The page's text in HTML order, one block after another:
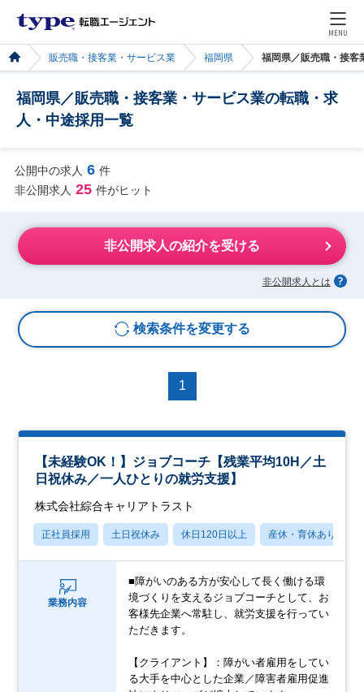
MENU
販売職・接客業・サービス業 福岡県 福岡県／販売職・接客
福岡県／販売職・接客業・サービス業の転職・求
人・中途採用一覧
公開中の求人 6 件
非公開求人 25 件がヒット
非公開求人の紹介を受ける
非公開求人とは
検索条件を変更する
1
【未経験OK！】ジョブコーチ【残業平均10H／土
日祝休み／一人ひとりの就労支援】
株式会社綜合キャリアトラスト
正社員採用 土日祝休み 休日120日以上 産休・育休あり
業務内容
■障がいのある方が安心して長く働ける環
境づくりを支えるジョブコーチとして、お
客様先企業へ常駐し、就労支援を行ってい
ただきます。
【クライアント】：障がい者雇用をしてい
る大手を中心とした企業／障害者雇用促進